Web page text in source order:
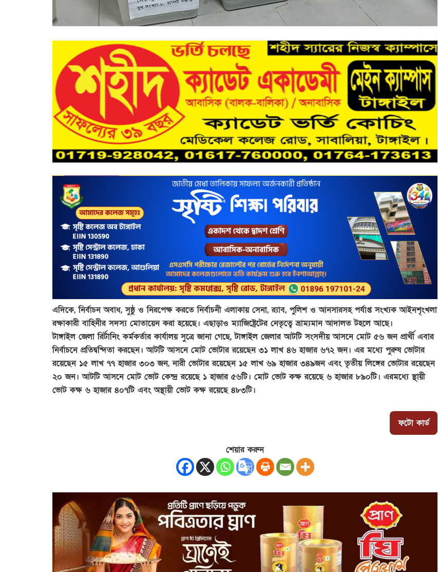
এদিকে, নির্বাচন অবাধ, সুষ্ঠু ও নিরপেক্ষ করতে নির্বাচনী এলাকায় সেনা, র‌্যাব, পুলিশ ও আনসারসহ পর্যাপ্ত সংখ্যক আইনশৃংখলা
রক্ষাকারী বাহিনীর সদস্য মোতায়েন করা হয়েছে। এছাড়াও ম্যাজিষ্ট্রেটের নেতৃত্বে ভ্রাম্যমান আদালত টহলে আছে।
টাঙ্গাইল জেলা রির্টানিং কর্মকর্তার কার্যালয় সুত্রে জানা গেছে, টাঙ্গাইল জেলার আটটি সংসদীয় আসনে মোট ৫৬ জন প্রার্থী এবার
নির্বাচনে প্রতিদ্বন্দিতা করছেন। আটটি আসনে মোট ভোটার রয়েছেন ৩১ লাখ ৪৬ হাজার ৬৭২ জন। এর মধ্যে পুরুষ ভোটার
রয়েছেন ১৫ লাখ ৭৭ হাজার ৩০৩ জন, নারী ভোটার রয়েছেন ১৫ লাখ ৬৯ হাজার ৩৪৯জন এবং তৃতীয় লিঙ্গের ভোটার রয়েছেন
২০ জন। আটটি আসনে মোট ভোট কেন্দ্র রয়েছে ১ হাজার ৫৬টি। মোট ভোট কক্ষ রয়েছে ৬ হাজার ৮৯০টি। এরমধ্যে স্থায়ী
ভোট কক্ষ ৬ হাজার ৪০৭টি এবং অস্থায়ী ভোট কক্ষ রয়েছে ৪৮৩টি।
ফটো কার্ড
শেয়ার করুন